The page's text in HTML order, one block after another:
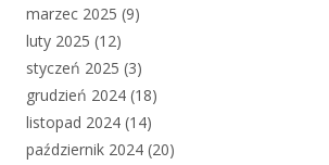
marzec 2025 (9)
luty 2025 (12)
styczeń 2025 (3)
grudzień 2024 (18)
listopad 2024 (14)
październik 2024 (20)